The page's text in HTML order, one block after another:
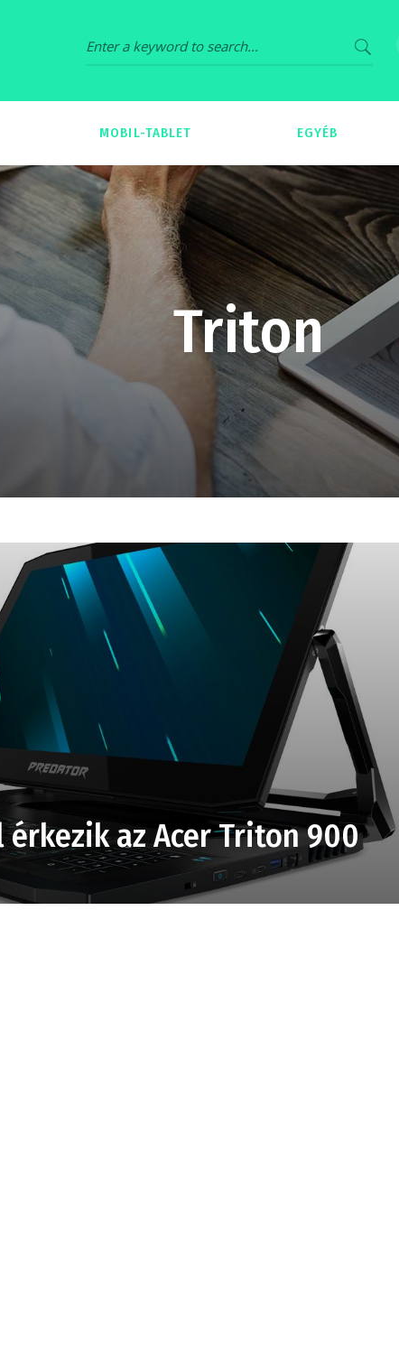
MOBIL-TABLET EGYÉB
Triton
az Acer Triton 900